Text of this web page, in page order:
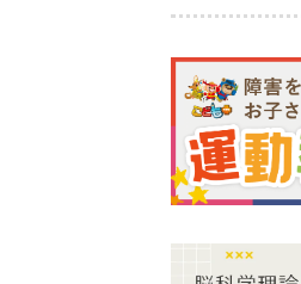
2025年2月
2025年1月
2024年3月
2024年2月
2024年1月
2023年4月
2023年3月
2023年2月
2022年5月
2022年4月
2022年3月
2021年6月
2021年5月
2021年4月
2020年7月
2020年6月
2020年5月
2019年8月
2019年7月
2019年6月
2018年9月
2018年7月
2018年6月
2017年10月
2017年9月
2017年8月
2016年11月
2016年10月
2016年9月